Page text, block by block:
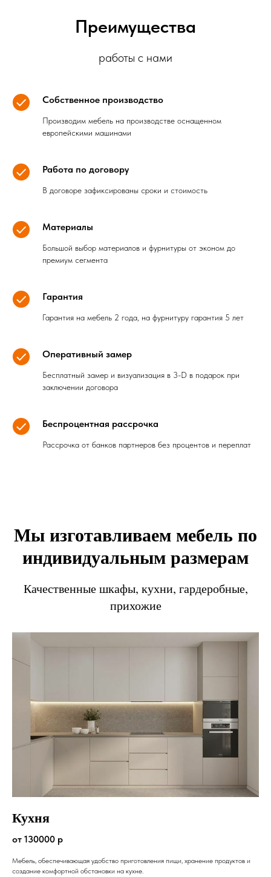
Преимущества
работы с нами
Собственное производство
Производим мебель на производстве оснащенном
европейскими машинами
Работа по договору
В договоре зафиксированы сроки и стоимость
Материалы
Большой выбор материалов и фурнитуры от эконом до
премиум сегмента
Гарантия
Гарантия на мебель 2 года, на фурнитуру гарантия 5 лет
Оперативный замер
Бесплатный замер и визуализация в 3-D в подарок при
заключении договора
Беспроцентная рассрочка
Рассрочка от банков партнеров без процентов и переплат
Мы изготавливаем мебель по
индивидуальным размерам
Качественные шкафы, кухни, гардеробные,
прихожие
Кухня
от 130000 р
Мебель, обеспечивающая удобство приготовления пищи, хранение продуктов и
создание комфортной обстановки на кухне.